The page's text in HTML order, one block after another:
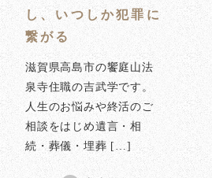
し、いつしか犯罪に
繋がる
滋賀県高島市の饗庭山法
泉寺住職の吉武学です。
人生のお悩みや終活のご
相談をはじめ遺言・相
続・葬儀・埋葬 […]